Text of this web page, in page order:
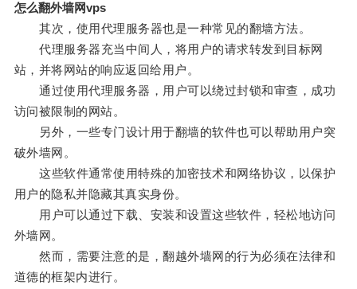
怎么翻外墙网vps
其次，使用代理服务器也是一种常见的翻墙方法。
代理服务器充当中间人，将用户的请求转发到目标网
站，并将网站的响应返回给用户。
通过使用代理服务器，用户可以绕过封锁和审查，成功
访问被限制的网站。
另外，一些专门设计用于翻墙的软件也可以帮助用户突
破外墙网。
这些软件通常使用特殊的加密技术和网络协议，以保护
用户的隐私并隐藏其真实身份。
用户可以通过下载、安装和设置这些软件，轻松地访问
外墙网。
然而，需要注意的是，翻越外墙网的行为必须在法律和
道德的框架内进行。